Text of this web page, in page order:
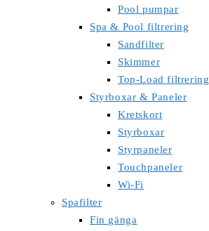
Pool pumpar
Spa & Pool filtrering
Sandfilter
Skimmer
Top-Load filtrering
Styrboxar & Paneler
Kretskort
Styrboxar
Styrpaneler
Touchpaneler
Wi-Fi
Spafilter
Fin gänga